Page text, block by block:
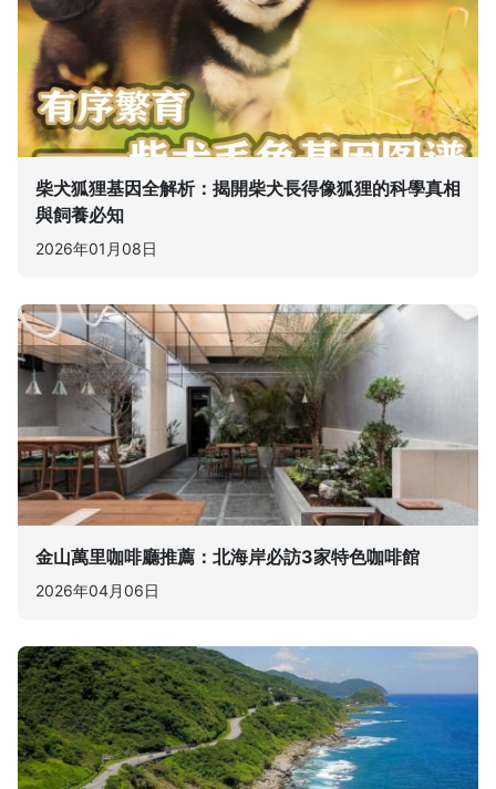
柴犬狐狸基因全解析：揭開柴犬長得像狐狸的科學真相
與飼養必知
2026年01月08日
金山萬里咖啡廳推薦：北海岸必訪3家特色咖啡館
2026年04月06日